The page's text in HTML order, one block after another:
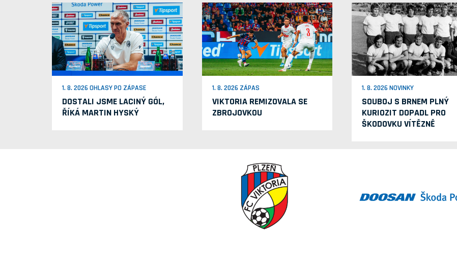
1. 8. 2026 OHLASY PO ZÁPASE
DOSTALI JSME LACINÝ GÓL,
ŘÍKÁ MARTIN HYSKÝ
1. 8. 2026 ZÁPAS
VIKTORIA REMIZOVALA SE
ZBROJOVKOU
1. 8. 2026 NOVINKY
SOUBOJ S BRNEM PLNÝ
KURIOZIT DOPADL PRO
ŠKODOVKU VÍTĚZNĚ